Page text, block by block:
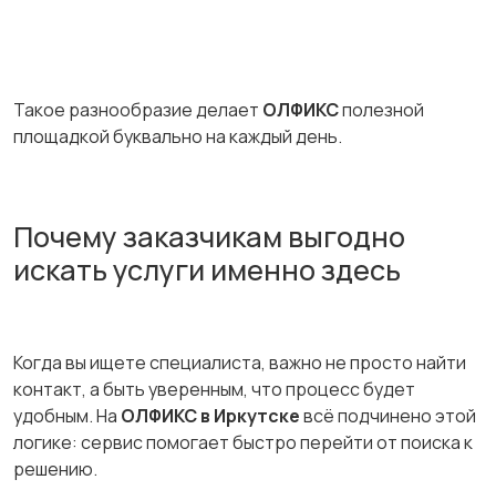
Такое разнообразие делает ОЛФИКСполезной
площадкой буквально на каждый день.
Почему заказчикам выгодно
искать услуги именно здесь
Когда вы ищете специалиста, важно не просто найти
контакт, а быть уверенным, что процесс будет
удобным. На ОЛФИКС в Иркутскевсё подчинено этой
логике: сервис помогает быстро перейти от поиска к
решению.